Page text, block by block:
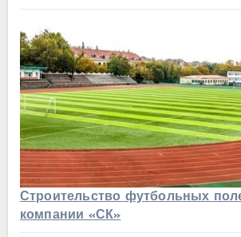
Строительство футбольных
компании «СК»